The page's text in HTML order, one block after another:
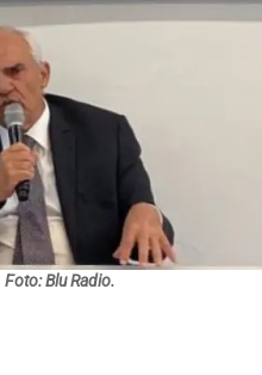
Foto: Blu Radio.